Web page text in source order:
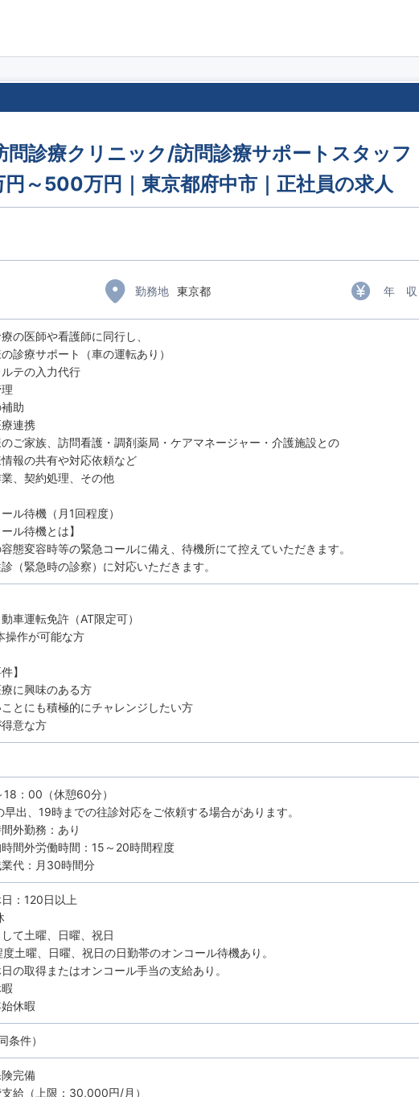
診療クリニック/訪問診療サポートスタッフ
～500万円｜東京都府中市｜正社員の求人
勤務地 東京都 年 収
療の医師や看護師に同行し、
診療サポート（車の運転あり）
ルテの入力代行
補助
療連携
のご家族、訪問看護・調剤薬局・ケアマネージャー・介護施設との
報の共有や対応依頼など
業、契約処理、その他
ール待機（月1回程度）
ール待機とは】
態変容時等の緊急コールに備え、待機所にて控えていただきます。
（緊急時の診察）に対応いただきます。
動車運転免許（AT限定可）
操作が可能な方
】
療に興味のある方
ことにも積極的にチャレンジしたい方
得意な方
18：00（休憩60分）
出、19時までの往診対応をご依頼する場合があります。
間外勤務：あり
時間外労働時間：15～20時間程度
業代：月30時間分
日：120日以上
して土曜、日曜、祝日
土曜、日曜、祝日の日勤帯のオンコール待機あり。
の取得またはオンコール手当の支給あり。
始休暇
条件）
険完備
支給（上限：30,000円/月）